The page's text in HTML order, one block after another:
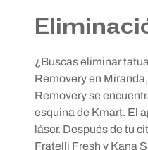
¿Buscas eliminar
Removery en
Removery se
esquina de Kmart. El
láser. Después de tu
Fratelli Fresh y Kana